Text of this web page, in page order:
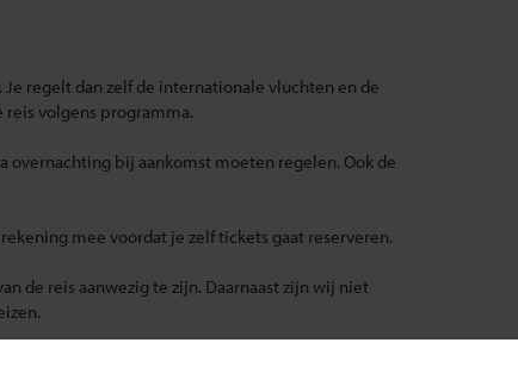
Je regelt dan zelf de internationale vluchten en de
volgens programma.
overnachting bij aankomst moeten regelen. Ook de
mee voordat je zelf tickets gaat reserveren.
de reis aanwezig te zijn. Daarnaast zijn wij niet